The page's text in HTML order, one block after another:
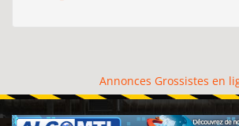
Annonces Grossistes en